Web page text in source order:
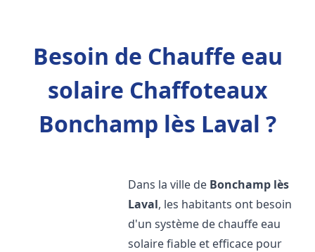
Besoin de Chauffe eau
solaire Chaffoteaux
Bonchamp lès Laval ?
Dans la ville de Bonchamp lès
Laval, les habitants ont besoin
d'un système de chauffe eau
solaire fiable et efficace pour